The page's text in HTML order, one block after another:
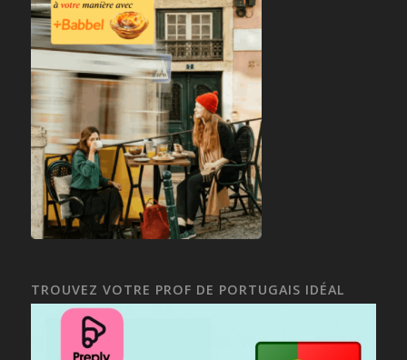
TROUVEZ VOTRE PROF DE PORTUGAIS IDÉAL